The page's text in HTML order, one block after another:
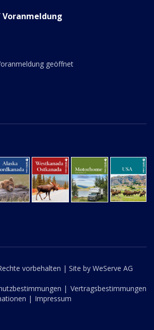
geöffnet
vorbehalten | Site by WeServe AG
| Vertragsbestimmungen
| Impressum